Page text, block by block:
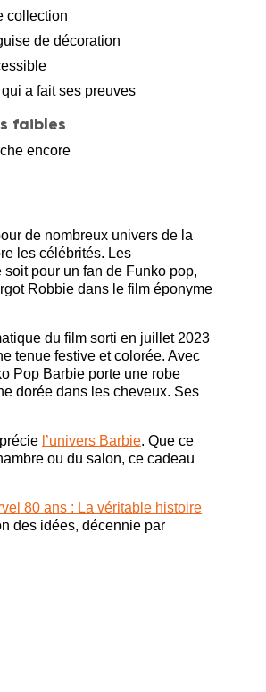
collection
de décoration
a fait ses preuves
faibles
encore
de nombreux univers de la
les célébrités. Les
pour un fan de Funko pop,
Robbie dans le film éponyme
du film sorti en juillet 2023
tenue festive et colorée. Avec
Pop Barbie porte une robe
dorée dans les cheveux. Ses
l’univers Barbie. Que ce
ou du salon, ce cadeau
80 ans : La véritable histoire
des idées, décennie par